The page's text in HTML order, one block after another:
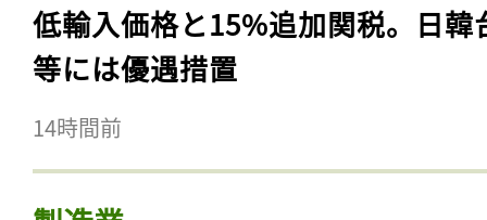
低輸入価格と15%追加関税。日韓
等には優遇措置
14時間前